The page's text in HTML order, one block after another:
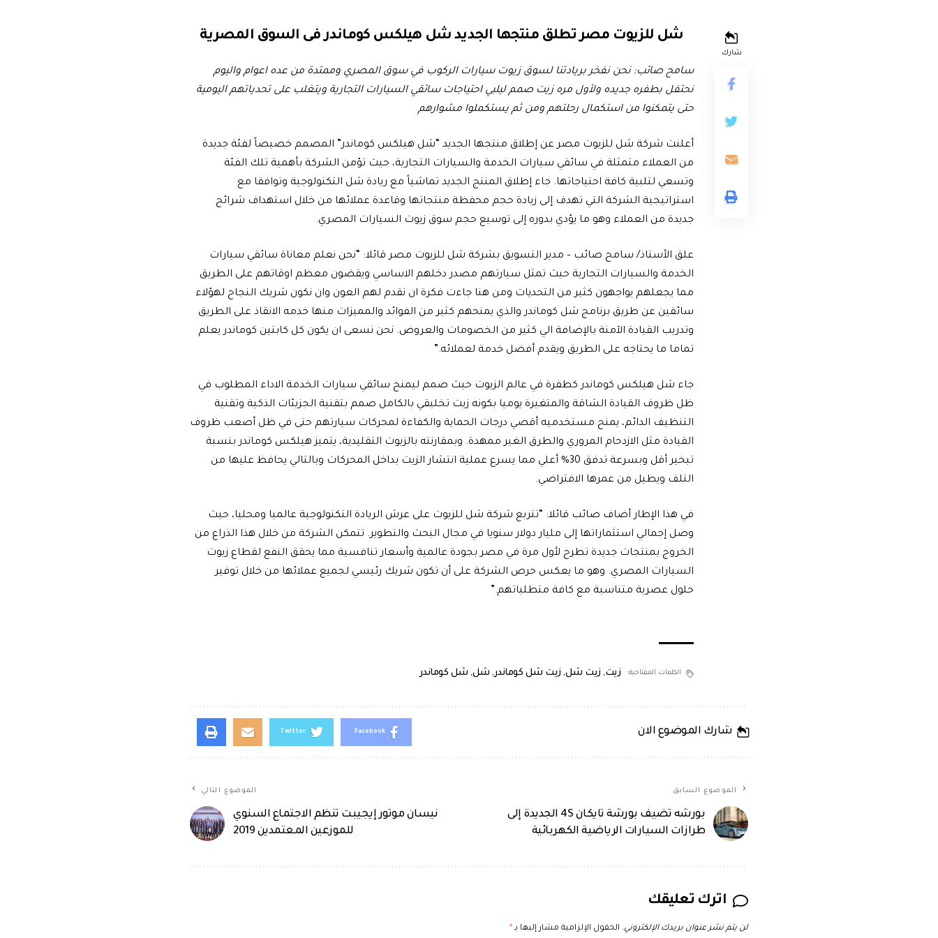
شارك
شل للزيوت مصر تطلق منتجها الجديد شل هيلكس كوماندر فى السوق المصرية
سامح صائب: نحن نفخر بريادتنا لسوق زيوت سيارات الركوب في سوق المصري وممتدة من عده اعوام واليوم
نحتفل بطفره جديده ولأول مره زيت صمم ليلبي احتياجات سائقي السيارات التجارية ويتغلب على تحدياتهم اليومية
حتى يتمكنوا من استكمال رحلتهم ومن ثم يستكملوا مشوارهم
أعلنت شركة شل للزيوت مصر عن إطلاق منتجها الجديد “شل هيلكس كوماندر” المصمم خصيصاً لفئة جديدة
من العملاء متمثلة في سائقي سيارات الخدمة والسيارات التجارية، حيث تؤمن الشركة بأهمية تلك الفئة
وتسعي لتلبية كافة احتياجاتها. جاء إطلاق المنتج الجديد تماشياً مع ريادة شل التكنولوجية وتوافقا مع
استراتيجية الشركة التي تهدف إلى زيادة حجم محفظة منتجاتها وقاعدة عملائها من خلال استهداف شرائح
جديدة من العملاء وهو ما يؤدي بدوره إلى توسيع حجم سوق زيوت السيارات المصري.
علق الأستاذ/ سامح صائب – مدير التسويق بشركة شل للزيوت مصر قائلا: “نحن نعلم معاناة سائقي سيارات
الخدمة والسيارات التجارية حيث تمثل سيارتهم مصدر دخلهم الاساسي ويقضون معظم اوقاتهم على الطريق
مما يجعلهم يواجهون كثير من التحديات ومن هنا جاءت فكرة ان نقدم لهم العون وان نكون شريك النجاح لهؤلاء
سائقين عن طريق برنامج شل كوماندر والذي يمنحهم كثير من الفوائد والمميزات منها خدمه الانقاذ على الطريق
وتدريب القيادة الآمنة بالإضافة الي كثير من الخصومات والعروض. نحن نسعى ان يكون كل كابتين كوماندر يعلم
تماما ما يحتاجه على الطريق ويقدم أفضل خدمة لعملائه.”
جاء شل هيلكس كوماندر كطفرة في عالم الزيوت حيث صمم ليمنح سائقي سيارات الخدمة الاداء المطلوب في
ظل ظروف القيادة الشاقة والمتغيرة يوميا بكونه زيت تخليقي بالكامل صمم بتقنية الجزيئات الذكية وتقنية
التنظيف الدائم، يمنح مستخدميه أقصي درجات الحماية والكفاءة لمحركات سيارتهم حتى في ظل أصعب ظروف
القيادة مثل الازدحام المروري والطرق الغير ممهدة. وبمقارنته بالزيوت التقليدية، يتميز هيلكس كوماندر بنسبة
تبخير أقل وبسرعة تدفق 30% أعلي مما يسرع عملية انتشار الزيت بداخل المحركات وبالتالي يحافظ عليها من
التلف ويطيل من عمرها الافتراضي.
في هذا الإطار أضاف صائب قائلا: “تتربع شركة شل للزيوت على عرش الريادة التكنولوجية عالميا ومحليا، حيث
وصل إجمالي استثماراتها إلى مليار دولار سنويا في مجال البحث والتطوير. تتمكن الشركة من خلال هذا الذراع من
الخروج بمنتجات جديدة تطرح لأول مرة في مصر بجودة عالمية وأسعار تنافسية مما يحقق النفع لقطاع زيوت
السيارات المصري. وهو ما يعكس حرص الشركة على أن تكون شريك رئيسي لجميع عملائها من خلال توفير
حلول عصرية متناسبة مع كافة متطلباتهم.”
الكلمات المفتاحية: زيت, زيت شل, زيت شل كوماندر, شل, شل كوماندر
شارك الموضوع الان Facebook
Twitter
الموضوع السابق
بورشه تضيف بورشة تايكان ‎4S الجديدة إلى
طرازات السيارات الرياضية الكهربائية
الموضوع التالي
نيسان موتور إيجيبت تنظم الاجتماع السنوي
للموزعين المعتمدين 2019
اترك تعليقك
لن يتم نشر عنوان بريدك الإلكتروني. الحقول الإلزامية مشار إليها بـ*